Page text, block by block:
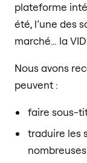
plateforme
été, l’une des
marché… la
Nous avons
peuvent :
faire sous-
traduire les